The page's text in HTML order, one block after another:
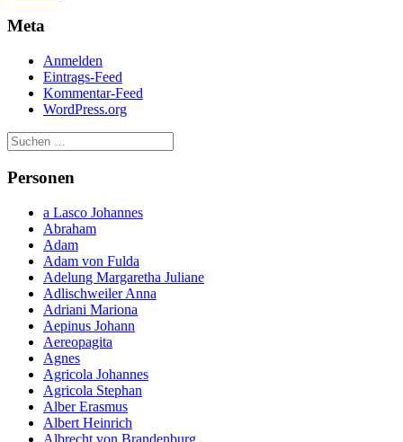
Meta
Anmelden
Eintrags-Feed
Kommentar-Feed
WordPress.org
Personen
a Lasco Johannes
Abraham
Adam
Adam von Fulda
Adelung Margaretha Juliane
Adlischweiler Anna
Adriani Mariona
Aepinus Johann
Aereopagita
Agnes
Agricola Johannes
Agricola Stephan
Alber Erasmus
Albert Heinrich
Albrecht von Brandenburg